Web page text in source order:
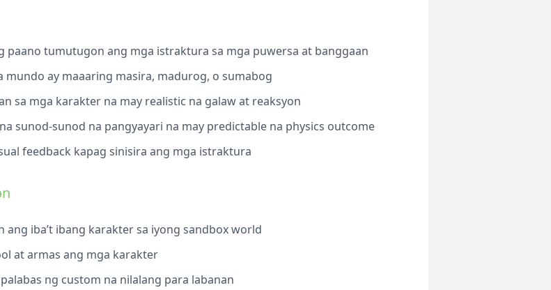
paano tumutugon ang mga istraktura sa mga puwersa at banggaan
mundo ay maaaring masira, madurog, o sumabog
sa mga karakter na may realistic na galaw at reaksyon
sunod-sunod na pangyayari na may predictable na physics outcome
feedback kapag sinisira ang mga istraktura
ang iba’t ibang karakter sa iyong sandbox world
at armas ang mga karakter
ng custom na nilalang para labanan